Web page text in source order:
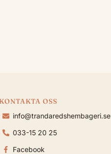
KONTAKTA OSS
info@trandaredshembageri.se
033-15 20 25
Facebook